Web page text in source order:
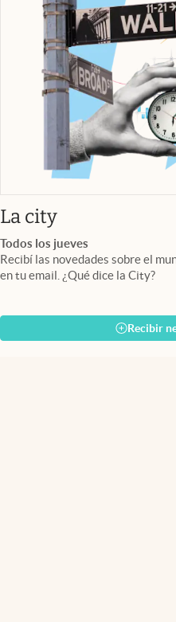
La cityabre en
Todos los jueves
Recibí las novedades sobre el
en tu email. ¿Qué dice la City?
Recibir